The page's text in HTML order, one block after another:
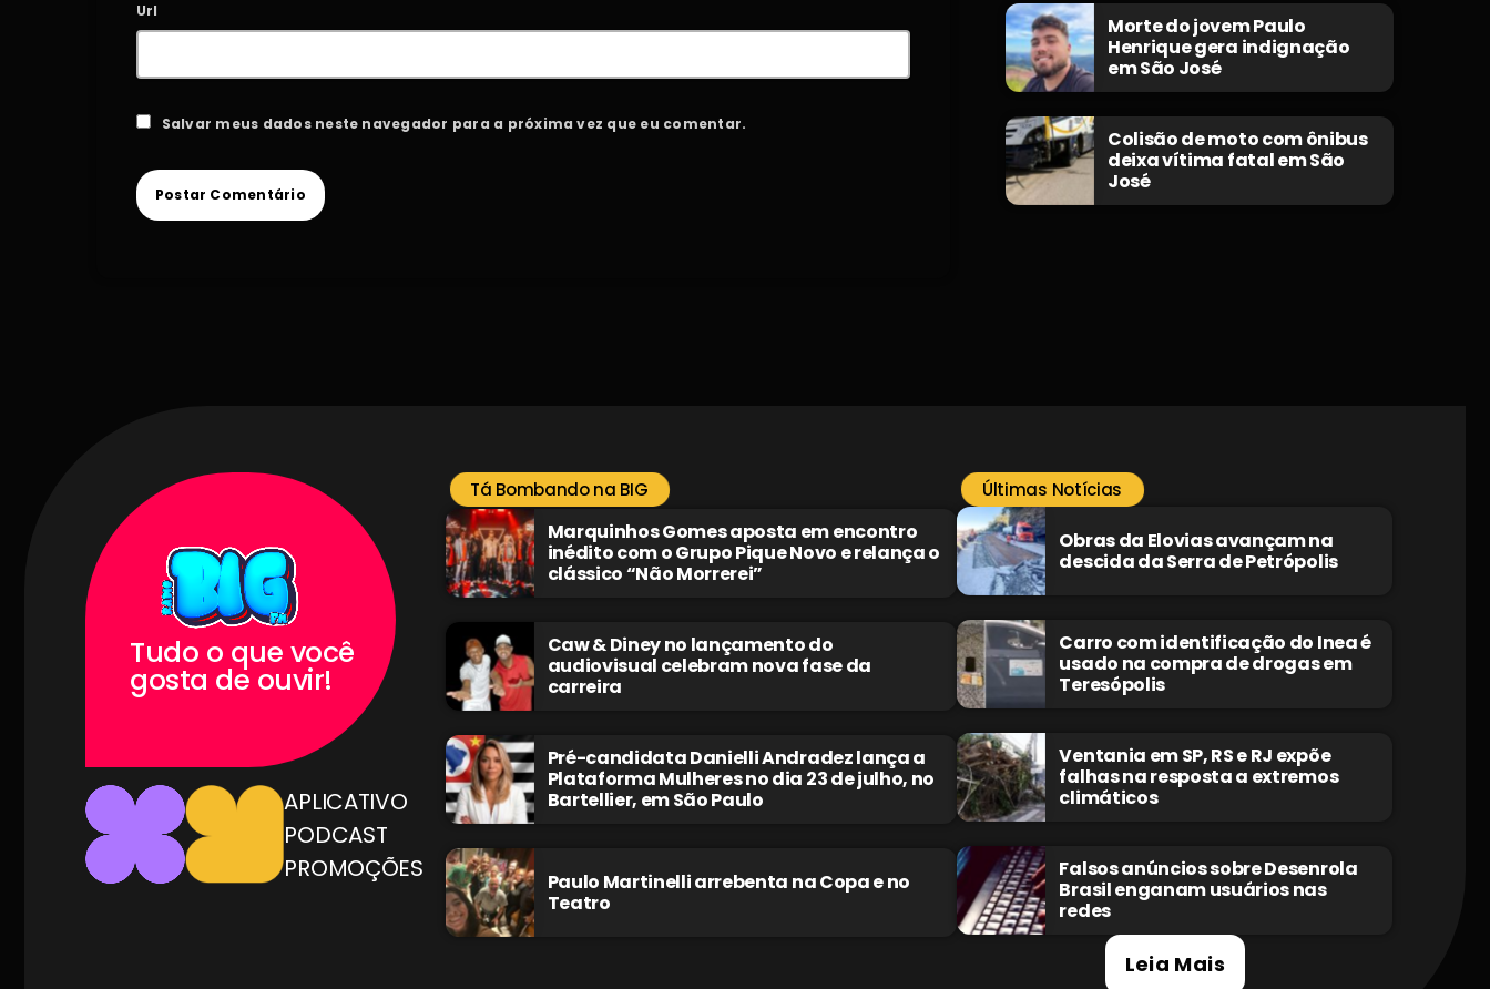
Url
Salvar meus dados neste navegador para a próxima vez que eu comentar.
Morte do jovem Paulo
Henrique gera indignação
em São José
Colisão de moto com ônibus
deixa vítima fatal em São
José
Tudo o que você
gosta de ouvir!
APLICATIVO
PODCAST
PROMOÇÕES
Tá Bombando na BIG
Marquinhos Gomes aposta em encontro
inédito com o Grupo Pique Novo e relança o
clássico “Não Morrerei”
Caw & Diney no lançamento do
audiovisual celebram nova fase da
carreira
Pré-candidata Danielli Andradez lança a
Plataforma Mulheres no dia 23 de julho, no
Bartellier, em São Paulo
Paulo Martinelli arrebenta na Copa e no
Teatro
Últimas Notícias
Obras da Elovias avançam na
descida da Serra de Petrópolis
Carro com identificação do Inea é
usado na compra de drogas em
Teresópolis
Ventania em SP, RS e RJ expõe
falhas na resposta a extremos
climáticos
Falsos anúncios sobre Desenrola
Brasil enganam usuários nas
redes
Leia Mais